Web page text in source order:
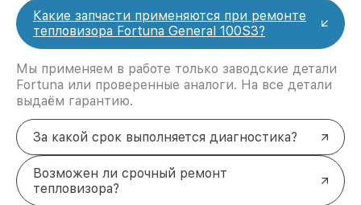
Какие запчасти применяются при ремонте
тепловизора Fortuna General 100S3?
Мы применяем в работе только заводские детали
Fortuna или проверенные аналоги. На все детали
выдаём гарантию.
За какой срок выполняется диагностика?
Возможен ли срочный ремонт
тепловизора?